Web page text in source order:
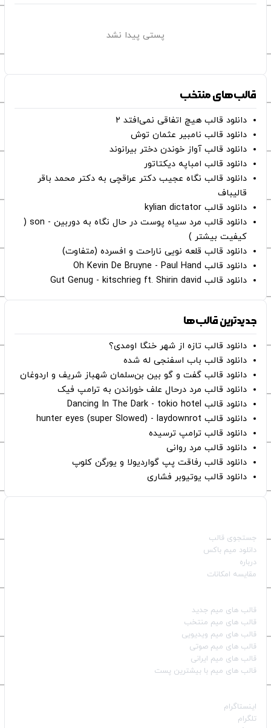
پستی پیدا نشد
قالب‌های منتخب
دانلود قالب هیچ اتفاقی نمی‌افتد ۲
دانلود قالب نامبیر عثمان ‌توش
دانلود قالب آواز خوندن دختر بیرانوند
دانلود قالب امباپه دیکتاتور
دانلود قالب نگاه عجیب دکتر عراقچی به دکتر محمد باقر
قالیباف
دانلود قالب kylian dictator
دانلود قالب مرد سیاه پوست در حال نگاه به دوربین - son (
کیفیت بیشتر )
دانلود قالب قلعه نویی ناراحت و افسرده (متفاوت)
دانلود قالب Oh Kevin De Bruyne - Paul Hand
دانلود قالب Gut Genug - kitschrieg ft. Shirin david
جدیدترین قالب‌ها
دانلود قالب تازه از شهر خنگا اومدی؟
دانلود قالب باب اسفنجی له شده
دانلود قالب گفت و گو بین بن‌سلمان شهباز شریف و اردوغان
دانلود قالب مرد درحال علف خوراندن به ترامپ فیک
دانلود قالب Dancing In The Dark - tokio hotel
دانلود قالب hunter eyes (super Slowed) - laydownrot
دانلود قالب ترامپ ترسیده
دانلود قالب مرد روانی
دانلود قالب رفاقت پپ گواردیولا و یورگن کلوپ
دانلود قالب یوتیوبر فشاری
جستجوی قالب
دانلود میم باکس
درباره
مقایسه امکانات
قالب‌ های میم جدید
قالب‌ های میم منتخب
قالب‌ های میم ویدیویی
قالب‌ های میم صوتی
قالب‌ های میم ایرانی
قالب‌ های میم با بیشترین پست
اینستاگرام
تلگرام